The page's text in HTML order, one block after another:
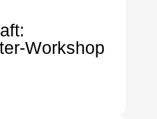
Workshop